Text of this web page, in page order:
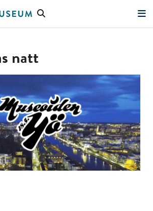
Sök
natt